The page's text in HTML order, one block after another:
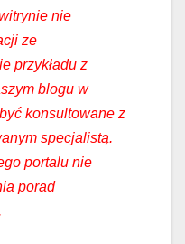
nie
ze
przykładu z
blogu w
konsultowane z
specjalistą.
portalu nie
porad